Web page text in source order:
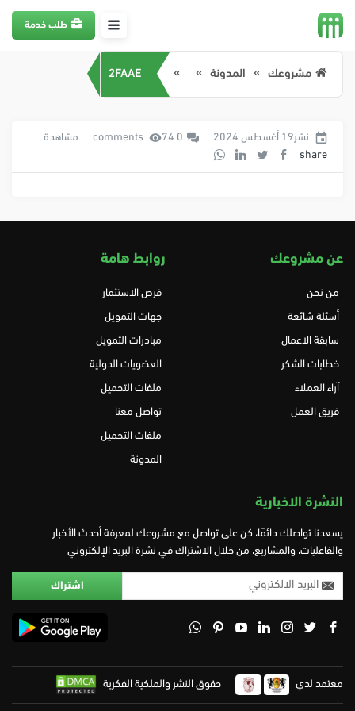
طلب خدمة
مشروعك المدونة 2FAAE
نشر19 أغسطس 2024 0 comments 74 مشاهدة
share
عن مشروعك
من نحن
أسئلة شائعة
سابقة الاعمال
خطابات الشكر
آراء العملاء
فريق العمل
روابط هامة
فرص الاستثمار
جهات التمويل
مبادرات التمويل
العضويات الدولية
ملفات التحميل
تواصل معنا
ملفات التحميل
المدونة
النشرة الاخبارية
يسعدنا تواصلك دائمًا، كن على تواصل مع مشروعك لمعرفة أحدث الأخبار
والفاعليات، والمشاريع، من خلال الاشتراك في نشرة البريد الإلكتروني
معتمد لدي حقوق النشر والملكية الفكرية